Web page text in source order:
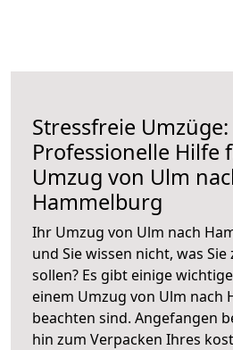
Stressfreie Umzüge:
Professionelle Hilfe
Umzug von Ulm
Hammelburg
Ihr Umzug von Ulm nach
und Sie wissen nicht, was
sollen? Es gibt einige
einem Umzug von Ulm nach
beachten sind. Angefangen
hin zum Verpacken Ihres